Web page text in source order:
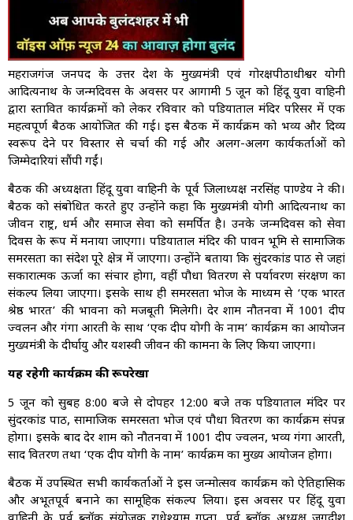
महराजगंज जनपद के उत्तर प्रदेश के मुख्यमंत्री एवं गोरक्षपीठाधीश्वर योगी
आदित्यनाथ के जन्मदिवस के अवसर पर आगामी 5 जून को हिंदू युवा वाहिनी
द्वारा प्रस्तावित कार्यक्रमों को लेकर रविवार को पडियाताल मंदिर परिसर में एक
महत्वपूर्ण बैठक आयोजित की गई। इस बैठक में कार्यक्रम को भव्य और दिव्य
स्वरूप देने पर विस्तार से चर्चा की गई और अलग-अलग कार्यकर्ताओं को
जिम्मेदारियां सौंपी गईं।
बैठक की अध्यक्षता हिंदू युवा वाहिनी के पूर्व जिलाध्यक्ष नरसिंह पाण्डेय ने की।
बैठक को संबोधित करते हुए उन्होंने कहा कि मुख्यमंत्री योगी आदित्यनाथ का
जीवन राष्ट्र, धर्म और समाज सेवा को समर्पित है। उनके जन्मदिवस को सेवा
दिवस के रूप में मनाया जाएगा। पडियाताल मंदिर की पावन भूमि से सामाजिक
समरसता का संदेश पूरे क्षेत्र में जाएगा। उन्होंने बताया कि सुंदरकांड पाठ से जहां
सकारात्मक ऊर्जा का संचार होगा, वहीं पौधा वितरण से पर्यावरण संरक्षण का
संकल्प लिया जाएगा। इसके साथ ही समरसता भोज के माध्यम से ‘एक भारत
श्रेष्ठ भारत’ की भावना को मजबूती मिलेगी। देर शाम नौतनवा में 1001 दीप
प्रज्वलन और गंगा आरती के साथ ‘एक दीप योगी के नाम’ कार्यक्रम का आयोजन
मुख्यमंत्री के दीर्घायु और यशस्वी जीवन की कामना के लिए किया जाएगा।
यह रहेगी कार्यक्रम की रूपरेखा
5 जून को सुबह 8:00 बजे से दोपहर 12:00 बजे तक पडियाताल मंदिर पर
सुंदरकांड पाठ, सामाजिक समरसता भोज एवं पौधा वितरण का कार्यक्रम संपन्न
होगा। इसके बाद देर शाम को नौतनवा में 1001 दीप प्रज्वलन, भव्य गंगा आरती,
प्रसाद वितरण तथा ‘एक दीप योगी के नाम’ कार्यक्रम का मुख्य आयोजन होगा।
बैठक में उपस्थित सभी कार्यकर्ताओं ने इस जन्मोत्सव कार्यक्रम को ऐतिहासिक
और अभूतपूर्व बनाने का सामूहिक संकल्प लिया। इस अवसर पर हिंदू युवा